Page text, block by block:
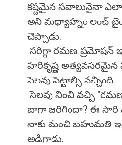
కష్టమైన సవాలునైనా ఎలా
అని మధ్యాహ్నం లంచ్ టైం
చెప్పాడు.
సరిగ్గా రమణ ప్రమోషన్
హరికృష్ణ అత్యవసరమైన
సెలవు పెట్టాల్సి వచ్చింది.
సెలవు నించి వచ్చి
బాగా జరిగిందా? ఈ సారి
నాకు మంచి బహుమతి
అడిగాడు.